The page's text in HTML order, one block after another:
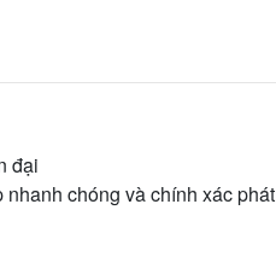
đại
chóng và chính xác phát